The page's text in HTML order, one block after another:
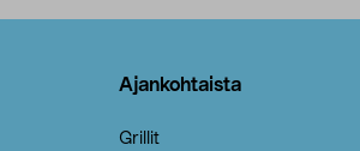
Ajankohtaista
Grillit